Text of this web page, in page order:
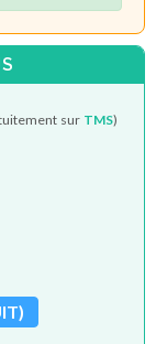
sur TMS)